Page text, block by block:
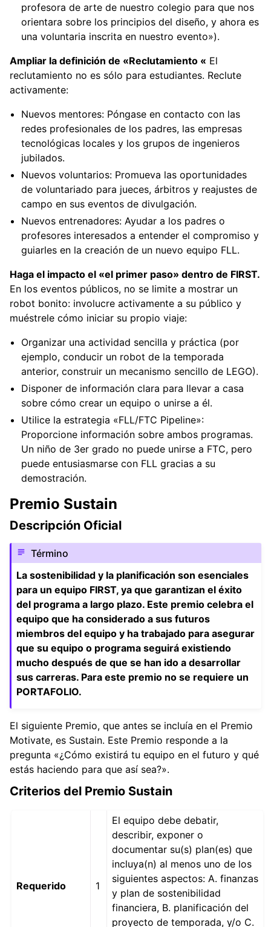
profesora de arte de nuestro colegio para que nos
orientara sobre los principios del diseño, y ahora es
una voluntaria inscrita en nuestro evento»).
Ampliar la definición de «Reclutamiento « El
reclutamiento no es sólo para estudiantes. Reclute
activamente:
Nuevos mentores: Póngase en contacto con las
redes profesionales de los padres, las empresas
tecnológicas locales y los grupos de ingenieros
jubilados.
Nuevos voluntarios: Promueva las oportunidades
de voluntariado para jueces, árbitros y reajustes de
campo en sus eventos de divulgación.
Nuevos entrenadores: Ayudar a los padres o
profesores interesados a entender el compromiso y
guiarles en la creación de un nuevo equipo FLL.
Haga el impacto el «el primer paso» dentro de FIRST.
En los eventos públicos, no se limite a mostrar un
robot bonito: involucre activamente a su público y
muéstrele cómo iniciar su propio viaje:
Organizar una actividad sencilla y práctica (por
ejemplo, conducir un robot de la temporada
anterior, construir un mecanismo sencillo de LEGO).
Disponer de información clara para llevar a casa
sobre cómo crear un equipo o unirse a él.
Utilice la estrategia «FLL/FTC Pipeline»:
Proporcione información sobre ambos programas.
Un niño de 3er grado no puede unirse a FTC, pero
puede entusiasmarse con FLL gracias a su
demostración.
Premio Sustain
Descripción Oficial
Término
La sostenibilidad y la planificación son esenciales
para un equipo FIRST, ya que garantizan el éxito
del programa a largo plazo. Este premio celebra el
equipo que ha considerado a sus futuros
miembros del equipo y ha trabajado para asegurar
que su equipo o programa seguirá existiendo
mucho después de que se han ido a desarrollar
sus carreras. Para este premio no se requiere un
PORTAFOLIO.
El siguiente Premio, que antes se incluía en el Premio
Motivate, es Sustain. Este Premio responde a la
pregunta «¿Cómo existirá tu equipo en el futuro y qué
estás haciendo para que así sea?».
Criterios del Premio Sustain
Requerido 1
El equipo debe debatir,
describir, exponer o
documentar su(s) plan(es) que
incluya(n) al menos uno de los
siguientes aspectos: A. finanzas
y plan de sostenibilidad
financiera, B. planificación del
proyecto de temporada, y/o C.